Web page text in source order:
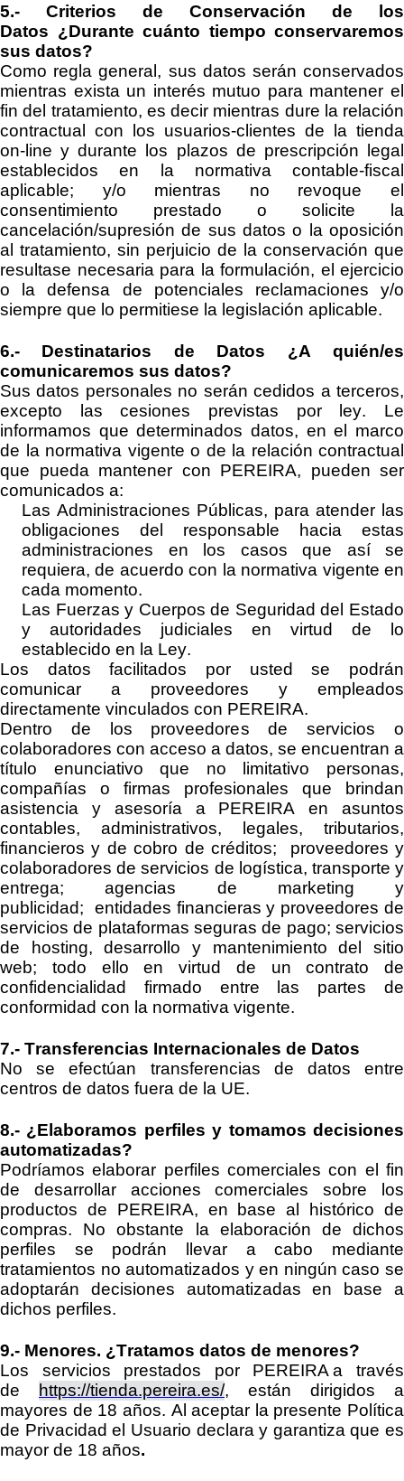
5.- Criterios de Conservación de los
Datos ¿Durante cuánto tiempo conservaremos
sus datos?
Como regla general, sus datos serán conservados
mientras exista un interés mutuo para mantener el
fin del tratamiento, es decir mientras dure la relación
contractual con los usuarios-clientes de la tienda
on- line y durante los plazos de prescripción legal
establecidos en la normativa contable-fiscal
aplicable; y/o mientras no revoque el
consentimiento prestado o solicite la
cancelación/supresión de sus datos o la oposición
al tratamiento, sin perjuicio de la conservación que
resultase necesaria para la formulación, el ejercicio
o la defensa de potenciales reclamaciones y/o
siempre que lo permitiese la legislación aplicable.
6.- Destinatarios de Datos ¿A quién/es
comunicaremos sus datos?
Sus datos personales no serán cedidos a terceros,
excepto las cesiones previstas por ley. Le
informamos que determinados datos, en el marco
de la normativa vigente o de la relación contractual
que pueda mantener con PEREIRA, pueden ser
comunicados a:
Las Administraciones Públicas, para atender las
obligaciones del responsable hacia estas
administraciones en los casos que así se
requiera, de acuerdo con la normativa vigente en
cada momento.
Las Fuerzas y Cuerpos de Seguridad del Estado
y autoridades judiciales en virtud de lo
establecido en la Ley.
Los datos facilitados por usted se podrán
comunicar a proveedores y empleados
directamente vinculados con PEREIRA.
Dentro de los proveedores de servicios o
colaboradores con acceso a datos, se encuentran a
título enunciativo que no limitativo personas,
compañías o firmas profesionales que brindan
asistencia y asesoría a PEREIRA en asuntos
contables, administrativos, legales, tributarios,
financieros y de cobro de créditos;
proveedores y
colaboradores de servicios de logística, transporte y
entrega;agencias de marketing y
publicidad; entidades financieras y proveedores de
servicios de plataformas seguras de pago; servicios
de
hosting, desarrollo y mantenimiento del sitio
web; todo ello en virtud de un contrato de
confidencialidad firmado entre las partes de
conformidad con la normativa vigente.
7.- Transferencias Internacionales de Datos
No se efectúan transferencias de datos entre
centros de datos fuera de la UE.
8.- ¿Elaboramos perfiles y tomamos decisiones
automatizadas?
Podríamos elaborar perfiles comerciales con el fin
de desarrollar acciones comerciales sobre los
productos de PEREIRA, en base al histórico de
compras. No obstante la elaboración de dichos
perfiles se podrán llevar a cabo mediante
tratamientos no automatizados y en ningún caso se
adoptarán decisiones automatizadas en base a
dichos perfiles.
9.- Menores. ¿Tratamos datos de menores?
Los servicios prestados por PEREIRA a través
de
https://tienda.pereira.es/, están dirigidos a
mayores de 18 años. Al aceptar la presente Política
de Privacidadel Usuario declara y garantiza que es
mayor de 18 años.